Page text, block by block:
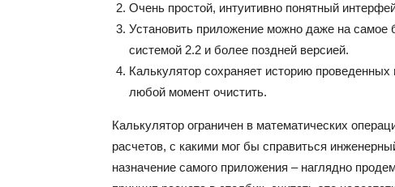
Очень простой, интуитивно понятный
Установить приложение можно даже на самое
системой 2.2 и более поздней версией.
Калькулятор сохраняет историю
любой момент очистить.
Калькулятор ограничен в математических
расчетов, с какими мог бы справиться
назначение самого приложения – наглядно